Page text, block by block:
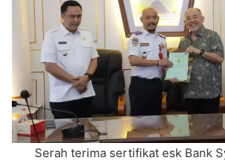
Serah terima sertifikat esk Bank